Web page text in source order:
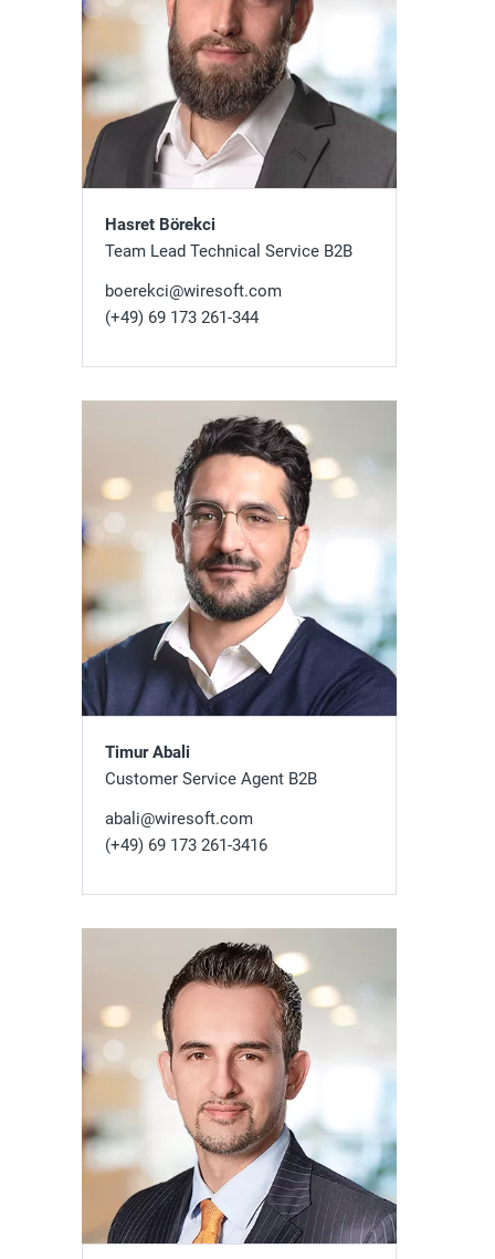
Hasret Börekci
Team Lead Technical Service B2B
boerekci@wiresoft.com
(+49) 69 173 261-344
Timur Abali
Customer Service Agent B2B
abali@wiresoft.com
(+49) 69 173 261-3416